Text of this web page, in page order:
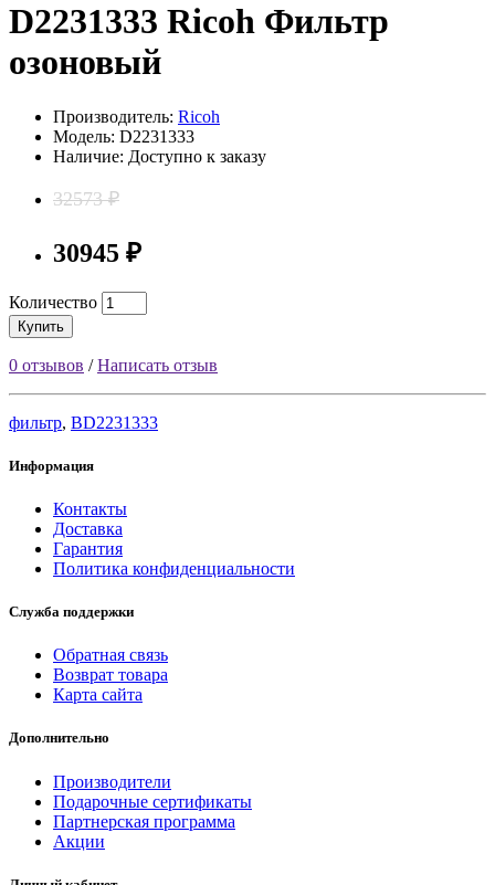
D2231333 Ricoh Фильтр
озоновый
Производитель: Ricoh
Модель: D2231333
Наличие: Доступно к заказу
32573 ₽
30945 ₽
Количество
Купить
0 отзывов /Написать отзыв
фильтр, BD2231333
Информация
Контакты
Доставка
Гарантия
Политика конфиденциальности
Служба поддержки
Обратная связь
Возврат товара
Карта сайта
Дополнительно
Производители
Подарочные сертификаты
Партнерская программа
Акции